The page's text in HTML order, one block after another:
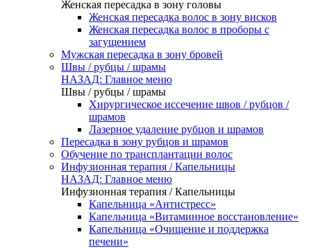
Женская пересадка в зону головы
Женская пересадка волос в зону висков
Женская пересадка волос в проборы с
загущением
Мужская пересадка в зону бровей
Швы / рубцы / шрамы
НАЗАД: Главное меню
Швы / рубцы / шрамы
Хирургическое иссечение швов / рубцов /
шрамов
Лазерное удаление рубцов и шрамов
Пересадка в зону рубцов и шрамов
Обучение по трансплантации волос
Инфузионная терапия / Капельницы
НАЗАД: Главное меню
Инфузионная терапия / Капельницы
Капельница «Антистресс»
Капельница «Витаминное восстановление»
Капельница «Очищение и поддержка
печени»